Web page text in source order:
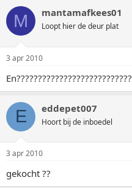
M mantamafkees01
Loopt hier de deur plat
3 apr 2010
En???????????????????????????
E eddepet007
Hoort bij de inboedel
3 apr 2010
gekocht ??